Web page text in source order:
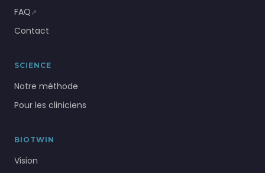
FAQ↗
Contact
SCIENCE
Notre méthode
Pour les cliniciens
BIOTWIN
Vision